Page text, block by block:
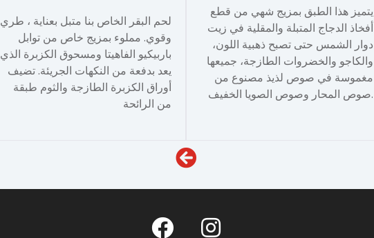
لحم البقر الخاص بنا متبل بعناية ، طري
وقوي. مملوء بمزيج خاص من توابل
باربيكيو الفاهيتا ومسحوق الكزبرة الذي
يعد بدفعة من النكهات الجريئة. تضيف
أوراق الكزبرة الطازجة والثوم طبقة
من الرائحة
يتميز هذا الطبق بمزيج شهي من قطع
أفخاذ الدجاج المتبلة والمقلية في زيت
دوار الشمس حتى تصبح ذهبية اللون،
والكاجو والخضروات الطازجة، جميعها
مغموسة في صوص لذيذ مصنوع من
صوص المحار وصوص الصويا الخفيف.